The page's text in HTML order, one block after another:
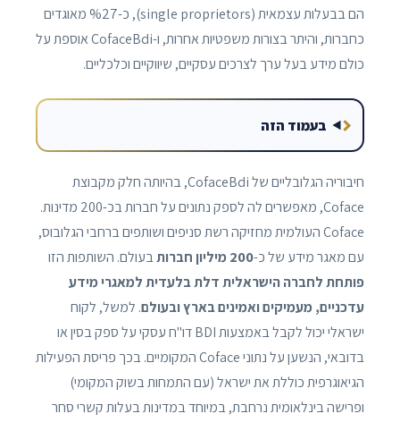
הם בבעלות עצמאית (single proprietors), כ-%27 מאוגדים
כחברות, והיתר בצורות משפטיות אחרות, ו-CofaceBdi אוספת על
כולם מידע בעל ערך לצרכים עסקיים, שיווקיים וכלכליים.
בעמוד הזה
חיבוריה הגלובליים של CofaceBdi, בהיותה חלק מקבוצת
Coface, מאפשרים לה לספק נתונים על חברות בכ-200 מדינות.
Coface העולמית מחזיקה רשת סניפים ושותפים ברחבי הגלובוס,
עם מאגר מידע של כ-200 מיליון חברות
בעולם. השותפות הזו
פותחת לחברה הישראלית דלת בלעדית למאגרי מידע
עדכניים, מעמיקים ואמינים בארץ ובעולם. למשל, לקוח
ישראלי יכול לקבל באמצעות BDI דו"ח עסקי על ספק בסין או
בדובאי, הנשען על נתוני Coface המקומיים. בכך פריסת הפעילות
הגיאוגרפית כוללת את ישראל (עם התמחות בשוק המקומי)
ופרישה בינלאומית נרחבת, במיוחד במדינות בעלות קשרי סחר